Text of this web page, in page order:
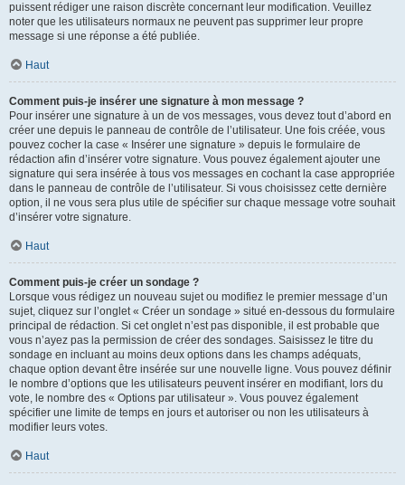
puissent rédiger une raison discrète concernant leur modification. Veuillez
noter que les utilisateurs normaux ne peuvent pas supprimer leur propre
message si une réponse a été publiée.
Haut
Comment puis-je insérer une signature à mon message ?
Pour insérer une signature à un de vos messages, vous devez tout d’abord en
créer une depuis le panneau de contrôle de l’utilisateur. Une fois créée, vous
pouvez cocher la case « Insérer une signature » depuis le formulaire de
rédaction afin d’insérer votre signature. Vous pouvez également ajouter une
signature qui sera insérée à tous vos messages en cochant la case appropriée
dans le panneau de contrôle de l’utilisateur. Si vous choisissez cette dernière
option, il ne vous sera plus utile de spécifier sur chaque message votre souhait
d’insérer votre signature.
Haut
Comment puis-je créer un sondage ?
Lorsque vous rédigez un nouveau sujet ou modifiez le premier message d’un
sujet, cliquez sur l’onglet « Créer un sondage » situé en-dessous du formulaire
principal de rédaction. Si cet onglet n’est pas disponible, il est probable que
vous n’ayez pas la permission de créer des sondages. Saisissez le titre du
sondage en incluant au moins deux options dans les champs adéquats,
chaque option devant être insérée sur une nouvelle ligne. Vous pouvez définir
le nombre d’options que les utilisateurs peuvent insérer en modifiant, lors du
vote, le nombre des « Options par utilisateur ». Vous pouvez également
spécifier une limite de temps en jours et autoriser ou non les utilisateurs à
modifier leurs votes.
Haut